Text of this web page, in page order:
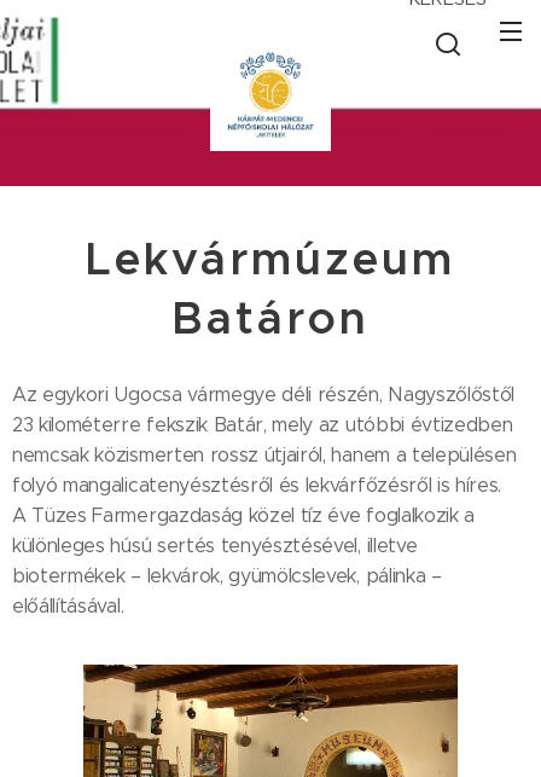
Lekvármúzeum
Batáron
Az egykori Ugocsa vármegye déli részén, Nagyszőlőstől
23 kilométerre fekszik Batár, mely az utóbbi évtizedben
nemcsak közismerten rossz útjairól, hanem a településen
folyó mangalicatenyésztésről és lekvárfőzésről is híres.
A Tüzes Farmergazdaság közel tíz éve foglalkozik a
különleges húsú sertés tenyésztésével, illetve
biotermékek – lekvárok, gyümölcslevek, pálinka –
előállításával.